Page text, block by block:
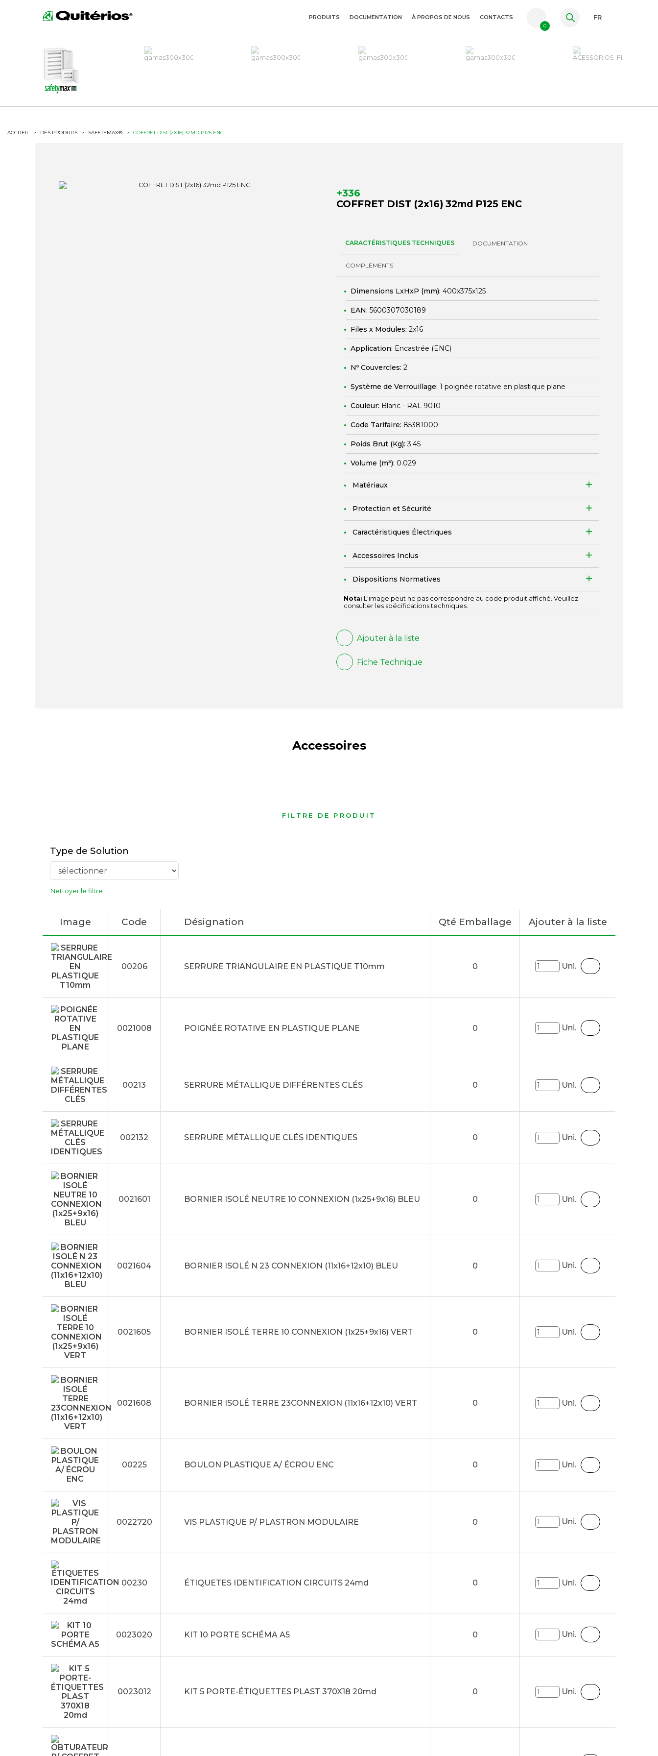
ES
PRODUITS DOCUMENTATION À PROPOS DE NOUS CONTACTS
0
FR
ACCUEIL > DES PRODUITS > SAFETYMAX® > COFFRET DIST (2X16) 32MD P125 ENC
+336
COFFRET DIST (2x16) 32md P125 ENC
CARACTÉRISTIQUES TECHNIQUES DOCUMENTATION
COMPLÉMENTS
Dimensions LxHxP (mm): 400x375x125
EAN: 5600307030189
Files x Modules: 2x16
Application: Encastrée (ENC)
Nº Couvercles: 2
Système de Verrouillage: 1 poignée rotative en plastique plane
Couleur: Blanc - RAL 9010
Code Tarifaire: 85381000
Poids Brut (Kg):3.45
Volume (m³): 0.029
Matériaux
Protection et Sécurité
Caractéristiques Électriques
Accessoires Inclus
Dispositions Normatives
Nota: L'image peut ne pas correspondre au code produit affiché. Veuillez
consulter les spécifications techniques.
Ajouter à la liste
Fiche Technique
Accessoires
FILTRE DE PRODUIT
Type de Solution
Nettoyer le filtre
Image Code Désignation Qté Emballage Ajouter à la liste
00206 SERRURE TRIANGULAIRE EN PLASTIQUE T10mm 0 Uni.
0021008 POIGNÉE ROTATIVE EN PLASTIQUE PLANE 0 Uni.
00213 SERRURE MÉTALLIQUE DIFFÉRENTES CLÉS 0 Uni.
002132 SERRURE MÉTALLIQUE CLÉS IDENTIQUES 0 Uni.
0021601 BORNIER ISOLÉ NEUTRE 10 CONNEXION (1x25+9x16) BLEU 0 Uni.
0021604 BORNIER ISOLÉ N 23 CONNEXION (11x16+12x10) BLEU 0 Uni.
0021605 BORNIER ISOLÉ TERRE 10 CONNEXION (1x25+9x16) VERT 0 Uni.
0021608 BORNIER ISOLÉ TERRE 23CONNEXION (11x16+12x10) VERT 0 Uni.
00225 BOULON PLASTIQUE A/ ÉCROU ENC 0 Uni.
0022720 VIS PLASTIQUE P/ PLASTRON MODULAIRE 0 Uni.
00230 ÉTIQUETES IDENTIFICATION CIRCUITS 24md 0 Uni.
0023020 KIT 10 PORTE SCHÉMA A5 0 Uni.
0023012 KIT 5 PORTE-ÉTIQUETTES PLAST 370X18 20md 0 Uni.